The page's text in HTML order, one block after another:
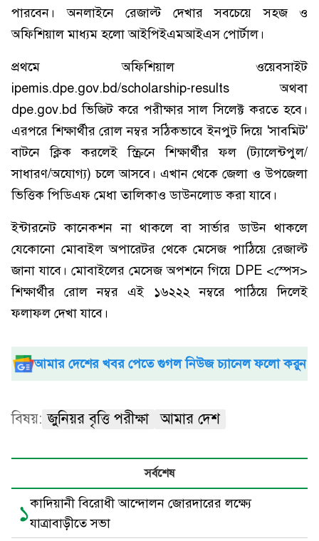
পারবেন। অনলাইনে রেজাল্ট দেখার সবচেয়ে সহজ ও
অফিশিয়াল মাধ্যম হলো আইপিইএমআইএস পোর্টাল।
প্রথমে অফিশিয়াল ওয়েবসাইট
ipemis.dpe.gov.bd/scholarship-results অথবা
dpe.gov.bd ভিজিট করে পরীক্ষার সাল সিলেক্ট করতে হবে।
এরপরে শিক্ষার্থীর রোল নম্বর সঠিকভাবে ইনপুট দিয়ে 'সাবমিট'
বাটনে ক্লিক করলেই স্ক্রিনে শিক্ষার্থীর ফল (ট্যালেন্টপুল/
সাধারণ/অযোগ্য) চলে আসবে। এখান থেকে জেলা ও উপজেলা
ভিত্তিক পিডিএফ মেধা তালিকাও ডাউনলোড করা যাবে।
ইন্টারনেট কানেকশন না থাকলে বা সার্ভার ডাউন থাকলে
যেকোনো মোবাইল অপারেটর থেকে মেসেজ পাঠিয়ে রেজাল্ট
জানা যাবে। মোবাইলের মেসেজ অপশনে গিয়ে DPE <স্পেস>
শিক্ষার্থীর রোল নম্বর এই ১৬২২২ নম্বরে পাঠিয়ে দিলেই
ফলাফল দেখা যাবে।
আমার দেশের খবর পেতে গুগল নিউজ চ্যানেল ফলো করুন
বিষয়: জুনিয়র বৃত্তি পরীক্ষা আমার দেশ
সর্বশেষ
১কাদিয়ানী বিরোধী আন্দোলন জোরদারের লক্ষ্যে
যাত্রাবাড়ীতে সভা